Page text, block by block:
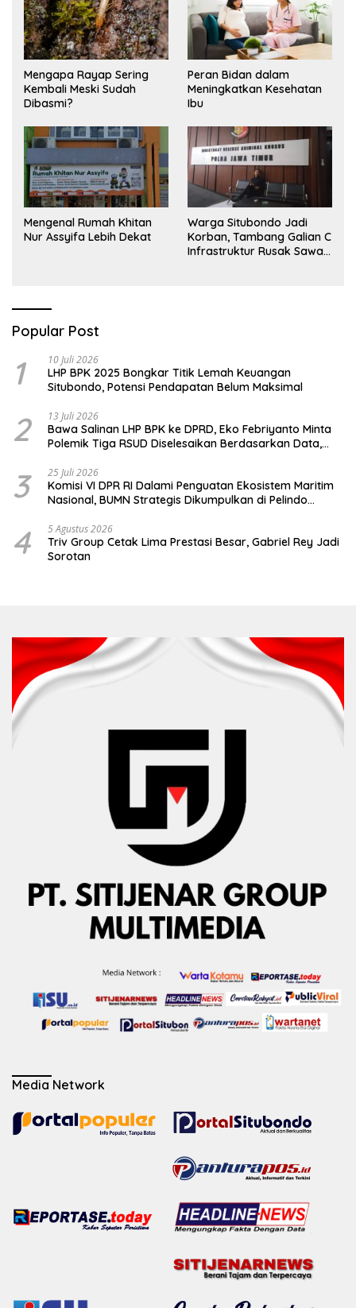
Mengapa Rayap Sering
Kembali Meski Sudah
Dibasmi?
Peran Bidan dalam
Meningkatkan Kesehatan
Ibu
Mengenal Rumah Khitan
Nur Assyifa Lebih Dekat
Warga Situbondo Jadi
Korban, Tambang Galian C
Infrastruktur Rusak Sawah
Popular Post
1 10 Juli 2026
LHP BPK 2025 Bongkar Titik Lemah Keuangan
Situbondo, Potensi Pendapatan Belum Maksimal
2 13 Juli 2026
Bawa Salinan LHP BPK ke DPRD, Eko Febriyanto Minta
Polemik Tiga RSUD Diselesaikan Berdasarkan Data,
3 25 Juli 2026
Komisi VI DPR RI Dalami Penguatan Ekosistem Maritim
Nasional, BUMN Strategis Dikumpulkan di Pelindo
4 5 Agustus 2026
Triv Group Cetak Lima Prestasi Besar, Gabriel Rey Jadi
Sorotan
Media Network